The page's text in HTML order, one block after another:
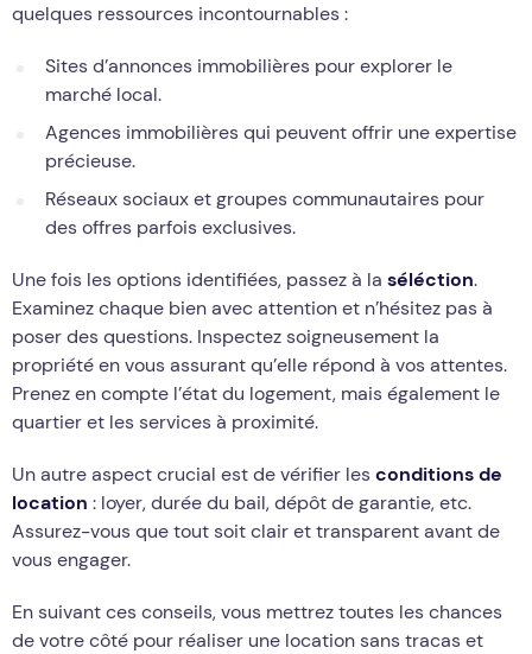
quelques ressources incontournables :
Sites d’annonces immobilières pour explorer le
marché local.
Agences immobilières qui peuvent offrir une expertise
précieuse.
Réseaux sociaux et groupes communautaires pour
des offres parfois exclusives.
Une fois les options identifiées, passez à la séléction.
Examinez chaque bien avec attention et n’hésitez pas à
poser des questions. Inspectez soigneusement la
propriété en vous assurant qu’elle répond à vos attentes.
Prenez en compte l’état du logement, mais également le
quartier et les services à proximité.
Un autre aspect crucial est de vérifier lesconditions de
location : loyer, durée du bail, dépôt de garantie, etc.
Assurez-vous que tout soit clair et transparent avant de
vous engager.
En suivant ces conseils, vous mettrez toutes les chances
de votre côté pour réaliser une location sans tracas et